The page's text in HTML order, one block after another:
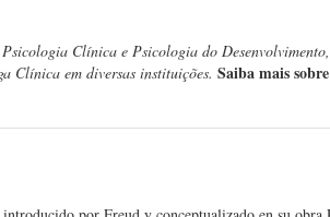
Clínica e Psicologia do
Clínica em diversas instituições. Saiba mais